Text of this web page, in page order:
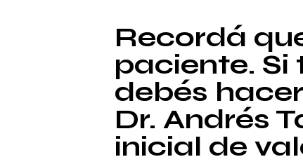
Recordá
paciente. Si
debés
Dr. Andrés
inicial de